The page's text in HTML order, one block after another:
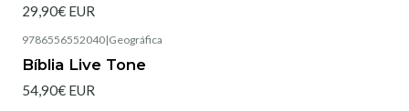
29,90€ EUR
9786556552040|Geográfica
Bíblia Live Tone
54,90€ EUR